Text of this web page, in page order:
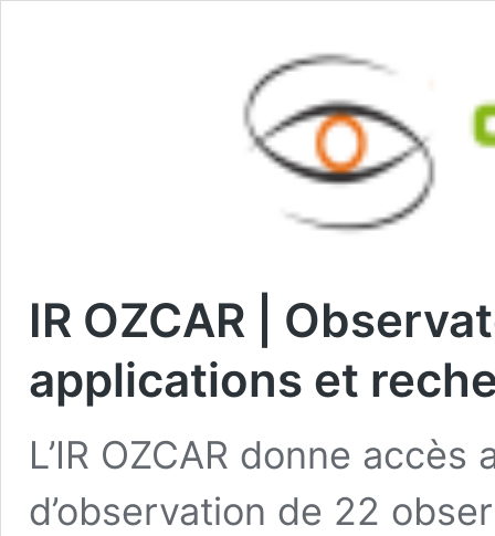
IR OZCAR |
applications et
L’IR OZCAR donne
d’observation de 22